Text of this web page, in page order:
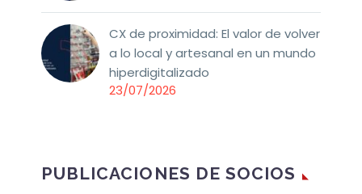
CX de proximidad: El valor de volver
a lo local y artesanal en un mundo
hiperdigitalizado
23/07/2026
PUBLICACIONES DE SOCIOS